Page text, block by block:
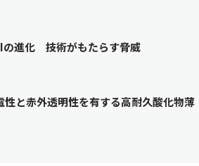
の進化 技術がもたらす脅威
性と赤外透明性を有する高耐久酸化物薄